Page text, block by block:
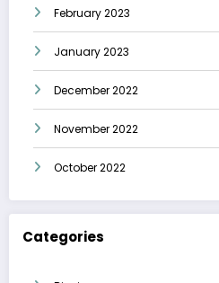
February 2023
January 2023
December 2022
November 2022
October 2022
Categories